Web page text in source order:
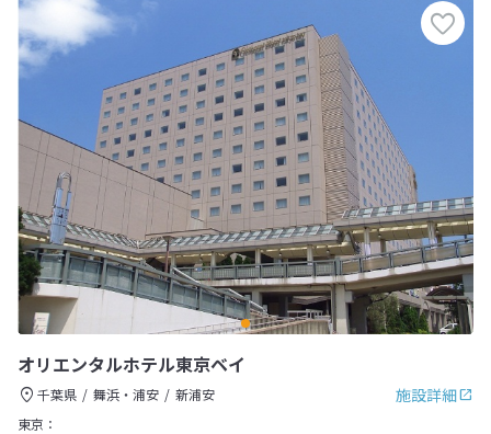
オリエンタルホテル東京ベイ
施設詳細
千葉県 舞浜・浦安
新浦安
東京：